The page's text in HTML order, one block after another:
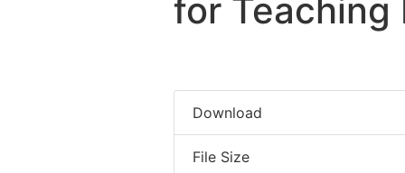
for Teaching
Download
File Size